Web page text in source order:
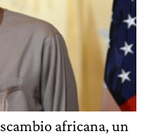
africana, un